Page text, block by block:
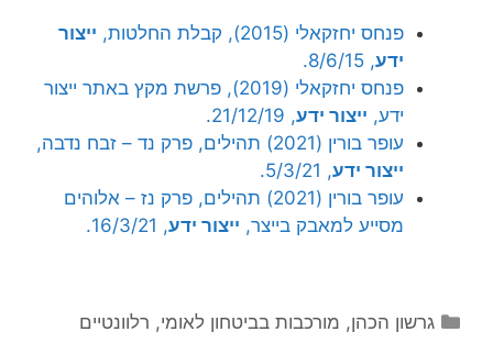
פנחס יחזקאלי (2015), קבלת החלטות,
ייצור
ידע, 8/6/15.
פנחס יחזקאלי (2019), פרשת מקץ באתר ייצור
ידע, ייצור ידע, 21/12/19.
עופר בורין (2021) תהילים, פרק נד – זבח נדבה,
ייצור ידע, 5/3/21.
עופר בורין (2021) תהילים, פרק נז – אלוהים
מסייע למאבק בייצר, ייצור ידע, 16/3/21.
קטגוריות
גרשון הכהן, מורכבות בביטחון לאומי, רלוונטיים